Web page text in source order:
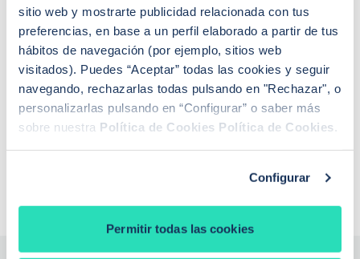
sitio web y mostrarte publicidad relacionada con tus
preferencias, en base a un perfil elaborado a partir de tus
hábitos de navegación (por ejemplo, sitios web
visitados). Puedes “Aceptar” todas las cookies y seguir
navegando, rechazarlas todas pulsando en "Rechazar", o
personalizarlas pulsando en “Configurar” o saber más
sobre nuestra Política de Cookies Política de Cookies .
Configurar
Permitir todas las cookies
¿Cómo funciona iAhorro?
¿Dónde puedo contactar con iAhorro?
¿Se puede tener dos hipotecas?
¿Se puede cambiar de banco teniendo una
hipoteca?
Si baja el euríbor, ¿baja la hipoteca?
¿Qué euríbor se aplica para revisar la hipoteca?
¿Qué es la extinción de condominio con